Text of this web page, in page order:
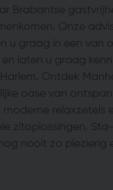
Brabantse
Onze
u graag in een van
laten u graag
Ontdek
oase van
relaxzetels
zitoplossingen.
nooit zo plezierig